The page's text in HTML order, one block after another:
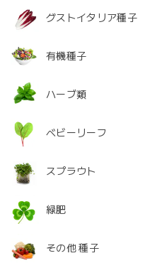
グストイタリア種子
有機種子
ハーブ類
ベビーリーフ
スプラウト
緑肥
その他 種子